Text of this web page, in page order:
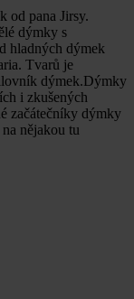
od pana Jirsy.
dýmky s
hladných dýmek
Tvarů je
dýmek.Dýmky
i zkušených
začátečníky dýmky
nějakou tu